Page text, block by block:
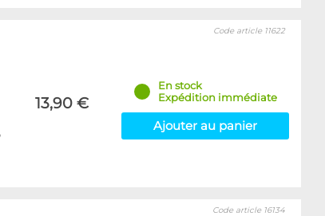
13,90 €
Code article 11622
En stock
Expédition immédiate
Ajouter au panier
Code article 16134